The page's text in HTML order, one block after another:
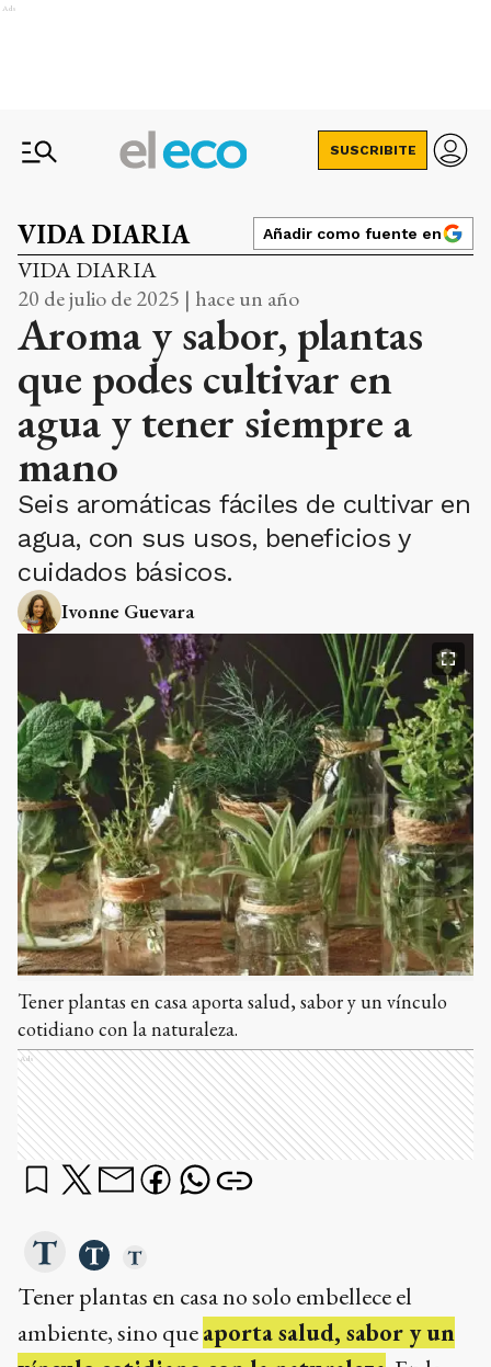
Ads
SUSCRIBITE
VIDA DIARIA Añadir como fuente en
VIDA DIARIA
20 de julio de 2025 | hace un año
Aroma y sabor, plantas
que podes cultivar en
agua y tener siempre a
mano
Seis aromáticas fáciles de cultivar en
agua, con sus usos, beneficios y
cuidados básicos.
Ivonne Guevara
Tener plantas en casa aporta salud, sabor y un vínculo
cotidiano con la naturaleza.
Ads
Tener plantas en casa no solo embellece el
ambiente, sino queaporta salud, sabor y un